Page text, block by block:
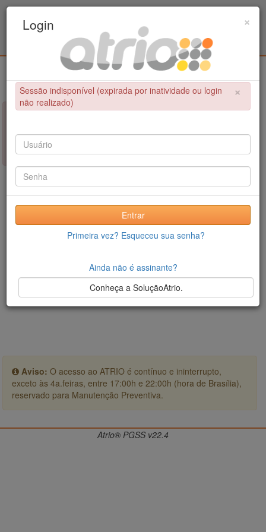
Metalúrgica e de Materiais - COPPE / UFRJ
×
NÃO FOI POSSÍVEL CONCLUIR A OPERAÇÃO
Sessão indisponível (expirada por inatividade ou login não
realizado)
Aviso: O acesso ao ATRIO é contínuo e ininterrupto,
exceto às 4a.feiras, entre 17:00h e 22:00h (hora de Brasília),
reservado para Manutenção Preventiva.
×
Login
×
Sessão indisponível (expirada por inatividade ou login
não realizado)
Entrar
Primeira vez? Esqueceu sua senha?
Ainda não é assinante?
Conheça a SoluçãoAtrio.
Atrio® PGSS v22.4